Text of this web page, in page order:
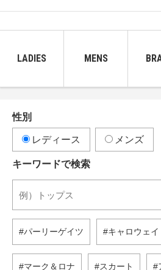
LADIES MENS
性別
レディース メンズ
キーワードで検索
パーリーゲイツ キャロウェイ
マーク＆ロナ スカート